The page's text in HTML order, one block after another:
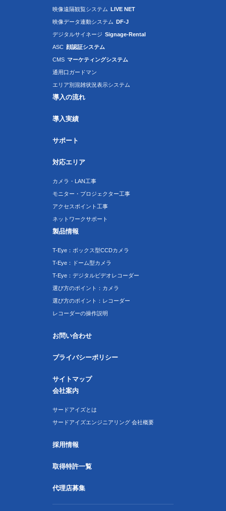
映像遠隔観覧システム LIVE NET
映像データ連動システム DF-J
デジタルサイネージ Signage-Rental
ASC 顔認証システム
CMS マーケティングシステム
通用口ガードマン
エリア別混雑状況表示システム
導入の流れ
導入実績
サポート
対応エリア
カメラ・LAN工事
モニター・プロジェクター工事
アクセスポイント工事
ネットワークサポート
製品情報
T-Eye：ボックス型CCDカメラ
T-Eye：ドーム型カメラ
T-Eye：デジタルビデオレコーダー
選び方のポイント：カメラ
選び方のポイント：レコーダー
レコーダーの操作説明
お問い合わせ
プライバシーポリシー
サイトマップ
会社案内
サードアイズとは
サードアイズエンジニアリング 会社概要
採用情報
取得特許一覧
代理店募集